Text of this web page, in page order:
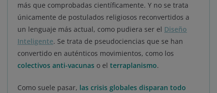
más que comprobadas científicamente. Y no se trata
únicamente de postulados religiosos reconvertidos a
un lenguaje más actual, como pudiera ser el Diseño
Inteligente. Se trata de pseudociencias que se han
convertido en auténticos movimientos, como los
colectivos anti-vacunas o el terraplanismo.
Como suele pasar, las crisis globales disparan todo